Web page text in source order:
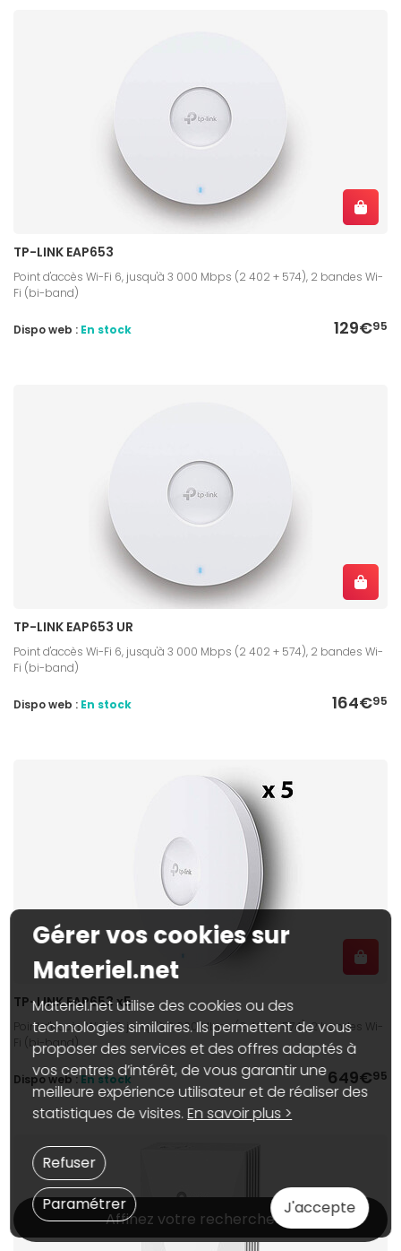
TP-LINK EAP653
Point d'accès Wi-Fi 6, jusqu'à 3 000 Mbps (2 402 + 574), 2 bandes Wi-
Fi (bi-band)
129€95
Dispo web : En stock
TP-LINK EAP653 UR
Point d'accès Wi-Fi 6, jusqu'à 3 000 Mbps (2 402 + 574), 2 bandes Wi-
Fi (bi-band)
164€95
Dispo web : En stock
TP-LINK EAP653 x5
Point d'accès Wi-Fi 6, jusqu'à 3 000 Mbps (2 402 + 574), 2 bandes Wi-
Fi (bi-band)
649€95
Dispo web :En stock
Affinez votre recherche
Gérer vos cookies sur
Materiel.net
Materiel.net utilise des cookies ou des
technologies similaires. Ils permettent de vous
proposer des services et des offres adaptés à
vos centres d’intérêt, de vous garantir une
meilleure expérience utilisateur et de réaliser des
statistiques de visites.En savoir plus >
J'accepte
Paramétrer
Refuser